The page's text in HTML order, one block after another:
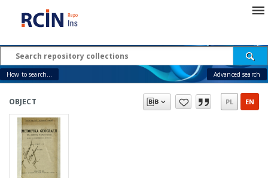
How to search... Advanced search
OBJECT PL EN